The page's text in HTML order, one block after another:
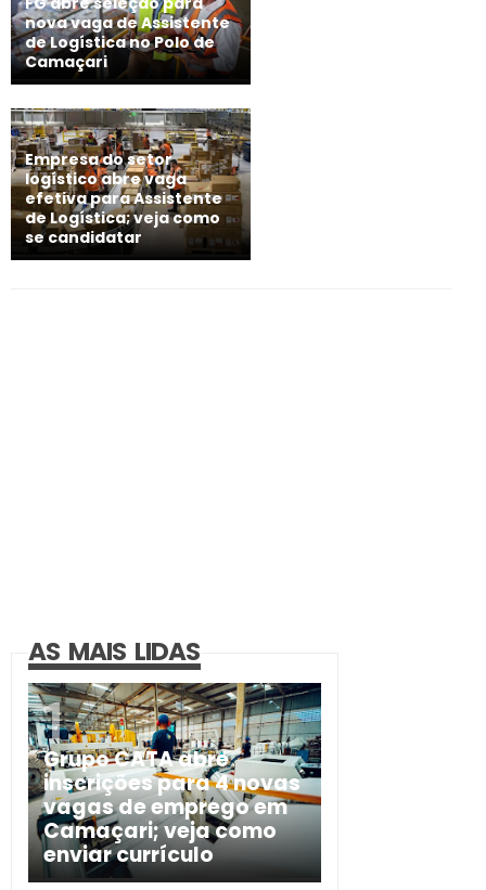
nova vaga de Assistente
de Logística no Polo de
Camaçari
Empresa do setor
logístico abre vaga
efetiva para Assistente
de Logística; veja como
se candidatar
AS MAIS LIDAS
Grupo CATA abre
inscrições para 4 novas
vagas de emprego em
Camaçari; veja como
enviar currículo